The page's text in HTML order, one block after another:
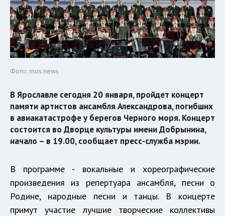
Фото: mos.news
В Ярославле сегодня 20 января, пройдет концерт
памяти артистов ансамбля Александрова, погибших
в авиакатастрофе у берегов Черного моря. Концерт
состоится во Дворце культуры имени Добрынина,
начало – в 19.00, сообщает пресс-служба мэрии.
В программе - вокальные и хореографические
произведения из репертуара ансамбля, песни о
Родине, народные песни и танцы. В концерте
примут участие лучшие творческие коллективы